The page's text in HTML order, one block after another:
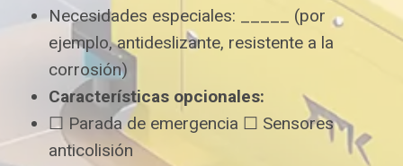
Necesidades especiales: _____ (por
ejemplo, antideslizante, resistente a la
corrosión)
Características opcionales:
☐ Parada de emergencia ☐ Sensores
anticolisión